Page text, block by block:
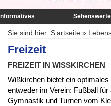
Informatives
Lage
Daten
Aktuelles
Luftbilder
Straßen von
Schul- und
Umgebung von
Sie sind hier: Startseite »
Freizeit
FREIZEIT IN WISSKIRCHEN
Wißkirchen bietet ein optimales
entweder im Verein: Fußball
Gymnastik und Turnen vom